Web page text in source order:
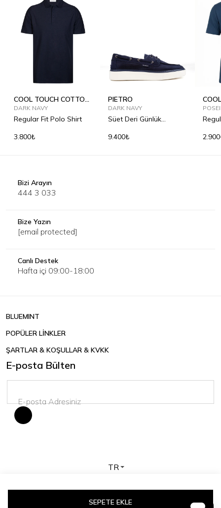
SEPETE EKLE
COOL TOUCH COTTON
POLO SHIRT
DARK NAVY
Regular Fit Polo Shirt
3.800₺
PIETRO
DARK NAVY
Süet Deri Günlük
9.400₺
T-
Bizi Arayın
444 3 033
Bize Yazın
[email protected]
Canlı Destek
Hafta içi 09:00-18:00
BLUEMINT
POPÜLER LİNKLER
ŞARTLAR & KOŞULLAR & KVKK
E-posta Bülten
TR